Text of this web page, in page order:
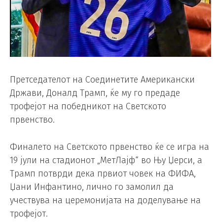
Претседателот на Соединетите Американски
Држави, Доналд Трамп, ќе му го предаде
трофејот на победникот на Светското
првенство.
Финалето на Светското првенство ќе се игра на
19 јули на стадионот „МетЛајф“ во Њу Џерси, а
Трамп потврди дека првиот човек на ФИФА,
Џани Инфантино, лично го замолил да
учествува на церемонијата на доделување на
трофејот.